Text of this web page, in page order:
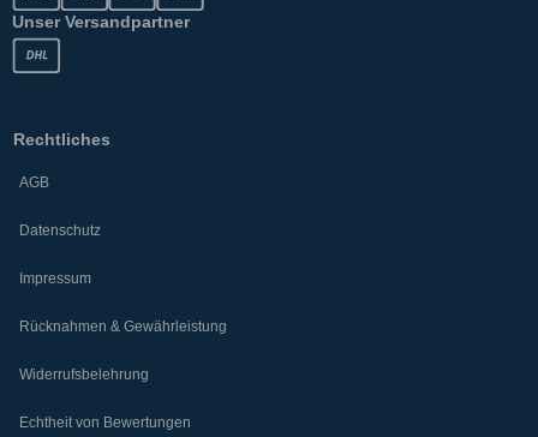
Unser Versandpartner
Rechtliches
AGB
Datenschutz
Impressum
Rücknahmen & Gewährleistung
Widerrufsbelehrung
Echtheit von Bewertungen